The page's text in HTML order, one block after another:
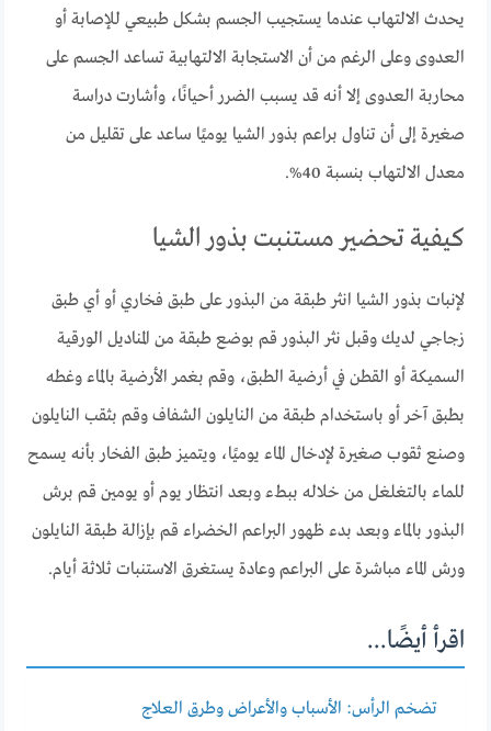
يحدث الالتهاب عندما يستجيب الجسم بشكل طبيعي للإصابة أو
العدوى وعلى الرغم من أن الاستجابة الالتهابية تساعد الجسم على
محاربة العدوى إلا أنه قد يسبب الضرر أحيانًا، وأشارت دراسة
صغيرة إلى أن تناول براعم بذور الشيا يوميًا ساعد على تقليل من
معدل الالتهاب بنسبة 40%.
كيفية تحضير مستنبت بذور الشيا
لإنبات بذور الشيا انثر طبقة من البذور على طبق فخاري أو أي طبق
زجاجي لديك وقبل نثر البذور قم بوضع طبقة من المناديل الورقية
السميكة أو القطن في أرضية الطبق، وقم بغمر الأرضية بالماء وغطه
بطبق آخر أو باستخدام طبقة من النايلون الشفاف وقم بثقب النايلون
وصنع ثقوب صغيرة لإدخال الماء يوميًا، ويتميز طبق الفخار بأنه يسمح
للماء بالتغلغل من خلاله ببطء وبعد انتظار يوم أو يومين قم برش
البذور بالماء وبعد بدء ظهور البراعم الخضراء قم بإزالة طبقة النايلون
ورش الماء مباشرة على البراعم وعادة يستغرق الاستنبات ثلاثة أيام.
اقرأ أيضًا...
تضخم الرأس: الأسباب والأعراض وطرق العلاج